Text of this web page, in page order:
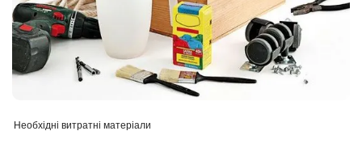
Необхідні витратні матеріали